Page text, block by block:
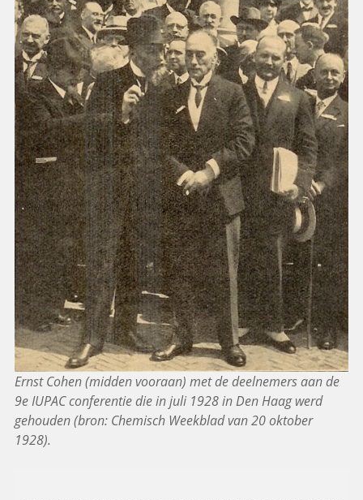
Ernst Cohen (midden vooraan) met de deelnemers aan de
9e IUPAC conferentie die in juli 1928 in Den Haag werd
gehouden (bron: Chemisch Weekblad van 20 oktober
1928).